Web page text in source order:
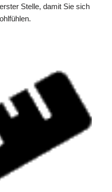
Stelle, damit Sie sich